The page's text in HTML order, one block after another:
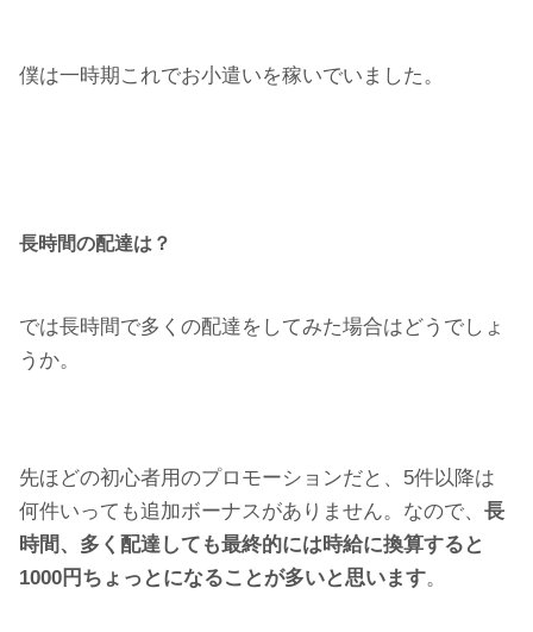
僕は一時期これでお小遣いを稼いでいました。
長時間の配達は？
では長時間で多くの配達をしてみた場合はどうでしょ
うか。
先ほどの初心者用のプロモーションだと、5件以降は
何件いっても追加ボーナスがありません。なので、 長
時間、多く配達しても最終的には時給に換算すると
1000円ちょっとになることが多いと思います。